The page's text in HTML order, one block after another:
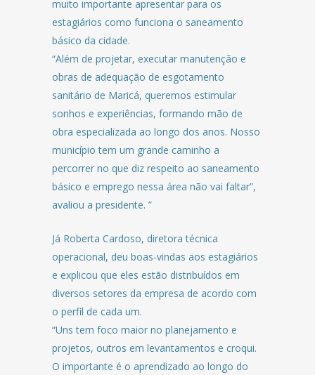
muito importante apresentar para os
estagiários como funciona o saneamento
básico da cidade.
“Além de projetar, executar manutenção e
obras de adequação de esgotamento
sanitário de Maricá, queremos estimular
sonhos e experiências, formando mão de
obra especializada ao longo dos anos. Nosso
município tem um grande caminho a
percorrer no que diz respeito ao saneamento
básico e emprego nessa área não vai faltar”,
avaliou a presidente. ”
Já Roberta Cardoso, diretora técnica
operacional, deu boas-vindas aos estagiários
e explicou que eles estão distribuídos em
diversos setores da empresa de acordo com
o perfil de cada um.
“Uns tem foco maior no planejamento e
projetos, outros em levantamentos e croqui.
O importante é o aprendizado ao longo do